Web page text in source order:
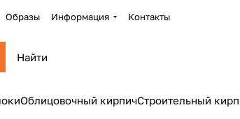
Образы Информация Контакты
Облицовочный кирпичСтроительный